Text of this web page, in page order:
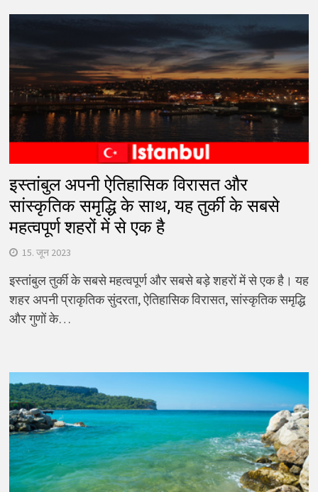
इस्तांबुल अपनी ऐतिहासिक विरासत और
सांस्कृतिक समृद्धि के साथ, यह तुर्की के सबसे
महत्वपूर्ण शहरों में से एक है
15. जून 2023
इस्तांबुल तुर्की के सबसे महत्वपूर्ण और सबसे बड़े शहरों में से एक है। यह
शहर अपनी प्राकृतिक सुंदरता, ऐतिहासिक विरासत, सांस्कृतिक समृद्धि
और गुणों के…